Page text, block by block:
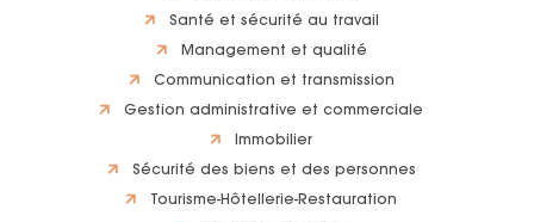
Santé et sécurité au travail
Management et qualité
Communication et transmission
Gestion administrative et commerciale
Immobilier
Sécurité des biens et des personnes
Tourisme-Hôtellerie-Restauration